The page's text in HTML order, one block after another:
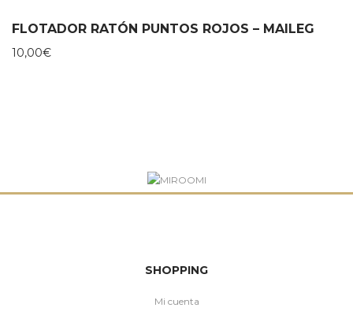
FLOTADOR RATÓN PUNTOS ROJOS – MAILEG
10,00€
SHOPPING
Mi cuenta